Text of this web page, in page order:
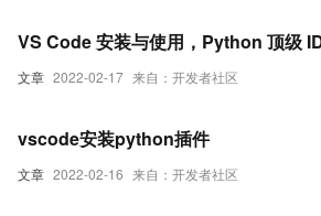
文章 2022-02-17 来自：开发者社区
VS Code 安装与使用，Python 顶级
文章 2022-02-16 来自：开发者社区
vscode安装python插件